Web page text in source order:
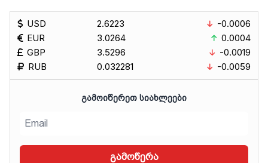
USD
EUR
GBP
RUB
2.6223
3.0264
3.5296
0.032281
-0.0006
0.0004
-0.0019
-0.0059
ᲒᲐᲛᲝᲘᲬᲔᲠᲔᲗ ᲡᲘᲐᲮᲚᲔᲔᲑᲘ
გამოწერა